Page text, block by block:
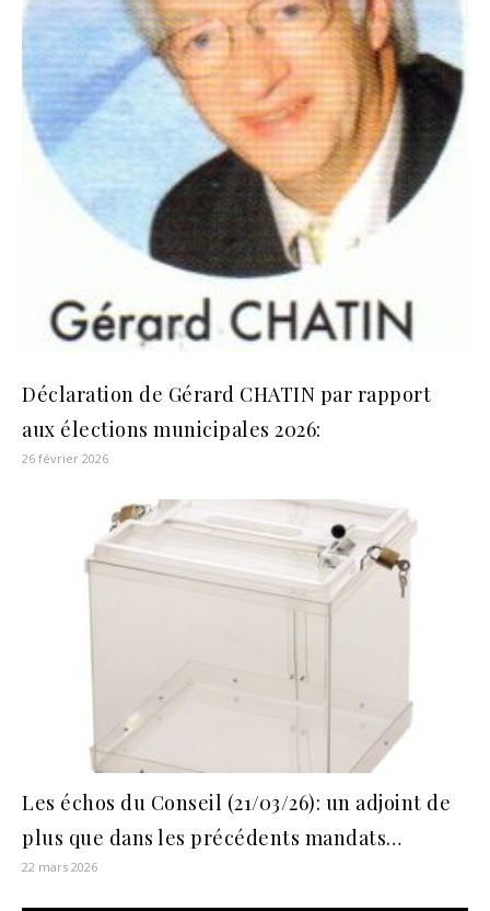
Déclaration de Gérard CHATIN par rapport
aux élections municipales 2026:
26 février 2026
Les échos du Conseil (21/03/26): un adjoint de
plus que dans les précédents mandats…
22 mars 2026